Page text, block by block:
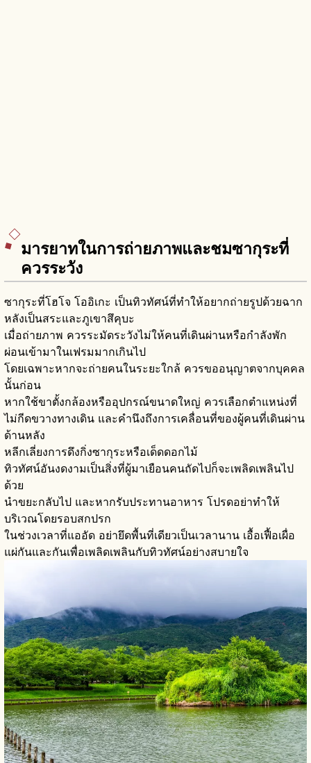
มารยาทในการถ่ายภาพและชมซากุระที่
ควรระวัง
ซากุระที่โฮโจ โออิเกะ เป็นทิวทัศน์ที่ทำให้อยากถ่ายรูปด้วยฉาก
หลังเป็นสระและภูเขาสึคุบะ
เมื่อถ่ายภาพ ควรระมัดระวังไม่ให้คนที่เดินผ่านหรือกำลังพัก
ผ่อนเข้ามาในเฟรมมากเกินไป
โดยเฉพาะหากจะถ่ายคนในระยะใกล้ ควรขออนุญาตจากบุคคล
นั้นก่อน
หากใช้ขาตั้งกล้องหรืออุปกรณ์ขนาดใหญ่ ควรเลือกตำแหน่งที่
ไม่กีดขวางทางเดิน และคำนึงถึงการเคลื่อนที่ของผู้คนที่เดินผ่าน
ด้านหลัง
หลีกเลี่ยงการดึงกิ่งซากุระหรือเด็ดดอกไม้
ทิวทัศน์อันงดงามเป็นสิ่งที่ผู้มาเยือนคนถัดไปก็จะเพลิดเพลินไป
ด้วย
นำขยะกลับไป และหากรับประทานอาหาร โปรดอย่าทำให้
บริเวณโดยรอบสกปรก
ในช่วงเวลาที่แออัด อย่ายึดพื้นที่เดียวเป็นเวลานาน เอื้อเฟื้อเผื่อ
แผ่กันและกันเพื่อเพลิดเพลินกับทิวทัศน์อย่างสบายใจ